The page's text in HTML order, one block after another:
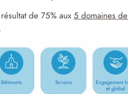
de 75% aux 5 domaines